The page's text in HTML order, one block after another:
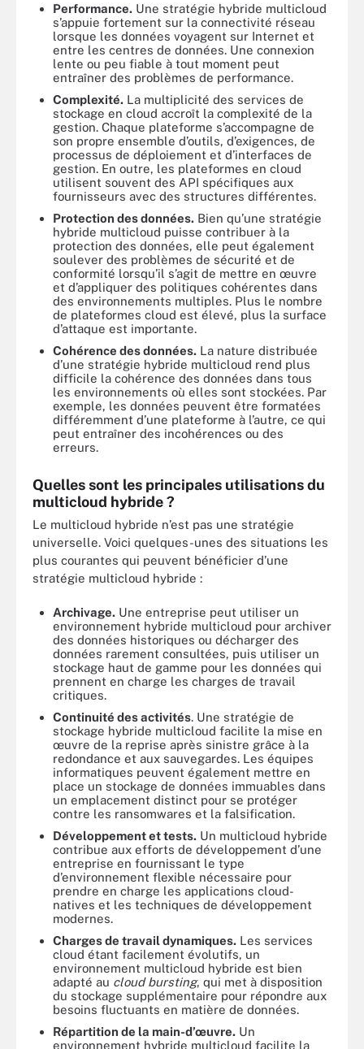
Performance. Une stratégie hybride multicloud
s’appuie fortement sur la connectivité réseau
lorsque les données voyagent sur Internet et
entre les centres de données. Une connexion
lente ou peu fiable à tout moment peut
entraîner des problèmes de performance.
Complexité. La multiplicité des services de
stockage en cloud accroît la complexité de la
gestion. Chaque plateforme s’accompagne de
son propre ensemble d’outils, d’exigences, de
processus de déploiement et d’interfaces de
gestion. En outre, les plateformes en cloud
utilisent souvent des API spécifiques aux
fournisseurs avec des structures différentes.
Protection des données. Bien qu’une stratégie
hybride multicloud puisse contribuer à la
protection des données, elle peut également
soulever des problèmes de sécurité et de
conformité lorsqu’il s’agit de mettre en œuvre
et d’appliquer des politiques cohérentes dans
des environnements multiples. Plus le nombre
de plateformes cloud est élevé, plus la surface
d’attaque est importante.
Cohérence des données. La nature distribuée
d’une stratégie hybride multicloud rend plus
difficile la cohérence des données dans tous
les environnements où elles sont stockées. Par
exemple, les données peuvent être formatées
différemment d’une plateforme à l’autre, ce qui
peut entraîner des incohérences ou des
erreurs.
Quelles sont les principales utilisations du
multicloud hybride ?
Le multicloud hybride n’est pas une stratégie
universelle. Voici quelques-unes des situations les
plus courantes qui peuvent bénéficier d’une
stratégie multicloud hybride :
Archivage. Une entreprise peut utiliser un
environnement hybride multicloud pour archiver
des données historiques ou décharger des
données rarement consultées, puis utiliser un
stockage haut de gamme pour les données qui
prennent en charge les charges de travail
critiques.
Continuité des activités. Une stratégie de
stockage hybride multicloud facilite la mise en
œuvre de la reprise après sinistre grâce à la
redondance et aux sauvegardes. Les équipes
informatiques peuvent également mettre en
place un stockage de données immuables dans
un emplacement distinct pour se protéger
contre les ransomwares et la falsification.
Développement et tests. Un multicloud hybride
contribue aux efforts de développement d’une
entreprise en fournissant le type
d’environnement flexible nécessaire pour
prendre en charge les applications cloud-
natives et les techniques de développement
modernes.
Charges de travail dynamiques. Les services
cloud étant facilement évolutifs, un
environnement multicloud hybride est bien
adapté au cloud bursting, qui met à disposition
du stockage supplémentaire pour répondre aux
besoins fluctuants en matière de données.
Répartition de la main-d’œuvre. Un
environnement hybride multicloud facilite la